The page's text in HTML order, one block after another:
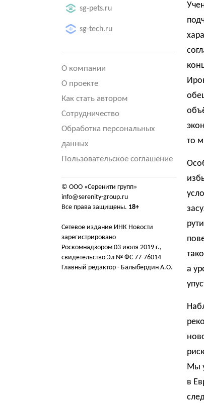
sg-pets.ru
sg-tech.ru
О компании
О проекте
Как стать автором
Сотрудничество
Обработка персональных
данных
Пользовательское соглашение
© ООО «Серенити групп»
info@serenity-group.ru
Все права защищены. 18+
Сетевое издание ИНК Новости
зарегистрировано
Роскомнадзором 03 июля 2019 г.,
свидетельство Эл № ФС 77-76014
Главный редактор - Балыбердин А.О.
то
а
Мы
в